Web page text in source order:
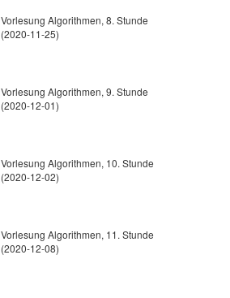
Vorlesung Algorithmen, 8. Stunde
(2020-11-25)
Vorlesung Algorithmen, 9. Stunde
(2020-12-01)
Vorlesung Algorithmen, 10. Stunde
(2020-12-02)
Vorlesung Algorithmen, 11. Stunde
(2020-12-08)